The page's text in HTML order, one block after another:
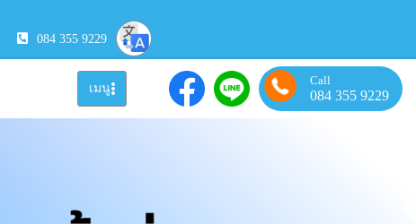
084 355 9229
เมนู
Call
084 355 9229